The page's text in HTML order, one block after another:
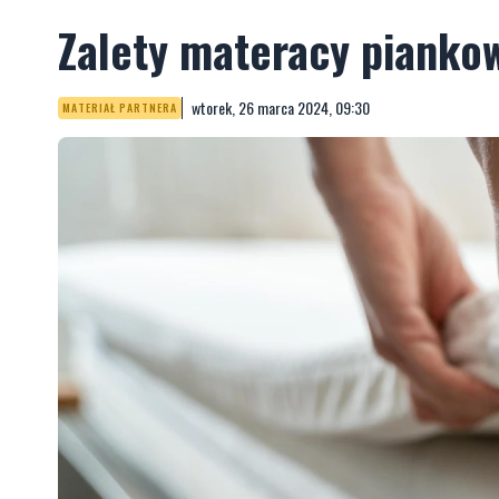
Zalety materacy
MATERIAŁ PARTNERA wtorek, 26 marca 2024, 09:30